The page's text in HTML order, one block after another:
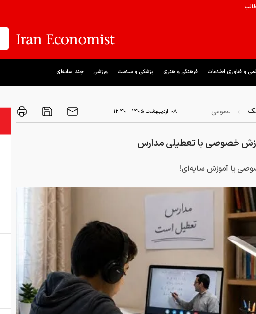
و فناوری اطلاعات فرهنگی و هنری پزشکی و سلامت ورزشی چند رسانه‌ای
عمومی ۰۸ ارديبهشت ۱۴۰۵ - ۱۲:۴۰
خصوصی با تعطیلی مدارس
یا آموزش سایه‌ای!